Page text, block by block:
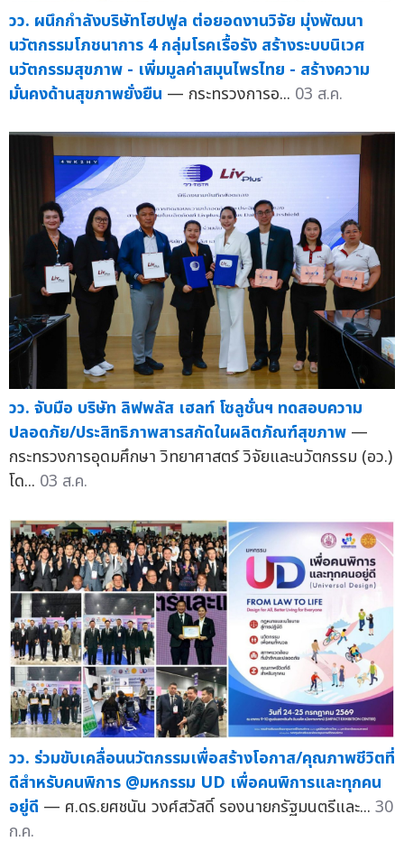
วว. ผนึกกำลังบริษัทโฮปฟูล ต่อยอดงานวิจัย มุ่งพัฒนา
นวัตกรรมโภชนาการ 4 กลุ่มโรคเรื้อรัง สร้างระบบนิเวศ
นวัตกรรมสุขภาพ - เพิ่มมูลค่าสมุนไพรไทย - สร้างความ
มั่นคงด้านสุขภาพยั่งยืน — กระทรวงการอ... 03 ส.ค.
วว. จับมือ บริษัท ลิฟพลัส เฮลท์ โซลูชั่นฯ ทดสอบความ
ปลอดภัย/ประสิทธิภาพสารสกัดในผลิตภัณฑ์สุขภาพ —
กระทรวงการอุดมศึกษา วิทยาศาสตร์ วิจัยและนวัตกรรม (อว.)
โด... 03 ส.ค.
วว. ร่วมขับเคลื่อนนวัตกรรมเพื่อสร้างโอกาส/คุณภาพชีวิตที่
ดีสำหรับคนพิการ @มหกรรม UD เพื่อคนพิการและทุกคน
อยู่ดี — ศ.ดร.ยศชนัน วงศ์สวัสดิ์ รองนายกรัฐมนตรีและ... 30
ก.ค.